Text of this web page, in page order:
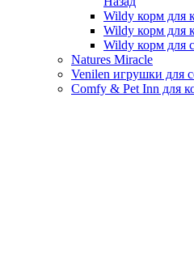
Wildy корм для
Wildy корм для
Wildy корм для
Natures Miracle
Venilen игрушки для
Comfy & Pet Inn для